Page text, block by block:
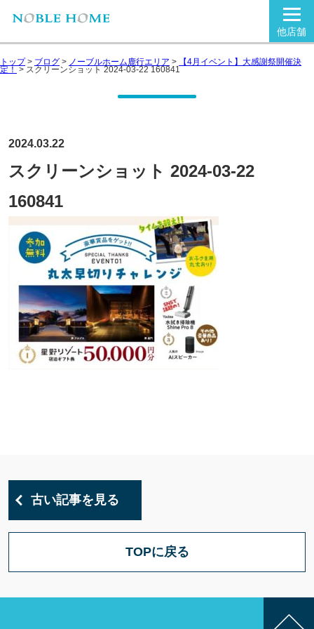
他店舗
トップ> ブログ > ノーブルホーム鹿行エリア > 【4月イベント】大感謝祭開催決
定！ > スクリーンショット 2024-03-22 160841
2024.03.22
スクリーンショット 2024-03-22
160841
古い記事を見る
TOPに戻る